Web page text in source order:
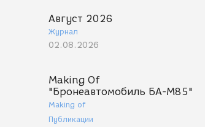
Август 2026
Журнал
02.08.2026
Making Of
"Бронеавтомобиль БА-М85"
Making of
Публикации